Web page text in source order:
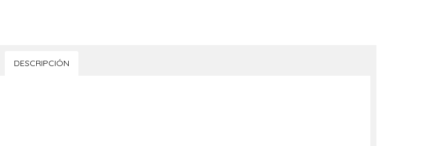
DESCRIPCIÓN